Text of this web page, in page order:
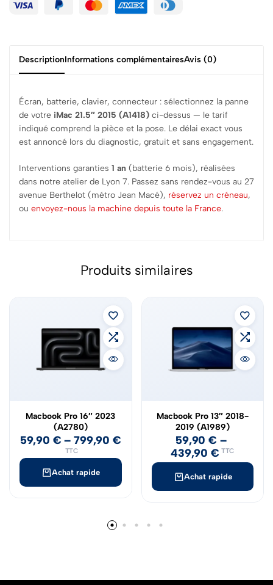
DescriptionInformations complémentairesAvis (0)
Écran, batterie, clavier, connecteur : sélectionnez la panne
de votre iMac 21.5″ 2015 (A1418) ci-dessus — le tarif
indiqué comprend la pièce et la pose. Le délai exact vous
est annoncé lors du diagnostic, gratuit et sans engagement.
Interventions garanties 1 an (batterie 6 mois), réalisées
dans notre atelier de Lyon 7. Passez sans rendez-vous au 27
avenue Berthelot (métro Jean Macé), réservez un créneau,
ou envoyez-nous la machine depuis toute la France.
Produits similaires
Achat rapide
Macbook Pro 16″ 2023
(A2780)
59,90 € –799,90 €
TTC
Achat rapide
Macbook Pro 13″ 2018-
2019 (A1989)
59,90€ –
439,90 € TTC